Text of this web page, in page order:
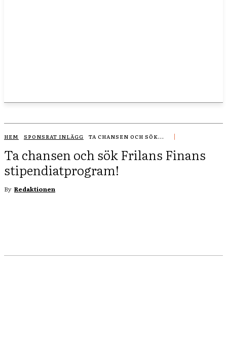
HEM SPONSRAT INLÄGG TA CHANSEN OCH SÖK...
Ta chansen och sök Frilans Finans
stipendiatprogram!
By Redaktionen